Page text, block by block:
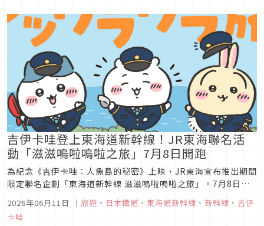
吉伊卡哇登上東海道新幹線！JR東海聯名活
動「滋滋嗚啦嗚啦之旅」7月8日開跑
為紀念《吉伊卡哇：人魚島的秘密》上映，JR東海宣布推出期間
限定聯名企劃「東海道新幹線 滋滋嗚啦嗚啦之旅」。7月8日至
滿期待的新幹線之旅！
2026年06月11日 ｜ 旅遊 、 日本鐵道 、 東海道新幹線 、 新幹線 、 吉伊
卡哇